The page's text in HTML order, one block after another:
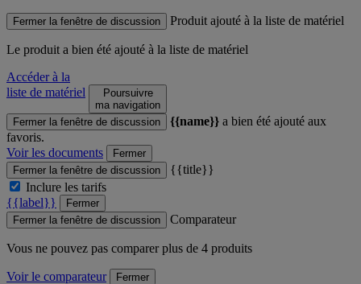
Fermer la fenêtre de discussion Produit ajouté à la liste de matériel
Le produit a bien été ajouté à la liste de matériel
Accéder à la
liste de matériel
Poursuivre
ma navigation
Fermer la fenêtre de discussion
{{name}} a bien été ajouté aux
favoris.
Voir les documents
Fermer
Fermer la fenêtre de discussion
{{title}}
Inclure les tarifs
{{label}}
Fermer
Fermer la fenêtre de discussion
Comparateur
Vous ne pouvez pas comparer plus de 4 produits
Voir le comparateur
Fermer